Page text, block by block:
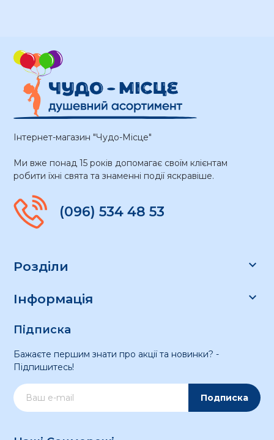
Інтернет-магазин "Чудо-Місце"
Ми вже понад 15 років допомагає своїм клієнтам
робити їхні свята та знаменні події яскравіше.
(096) 534 48 53
Розділи 
Інформація 
Підписка
Бажаєте першим знати про акції та новинки? -
Підпишитесь!
Подписка